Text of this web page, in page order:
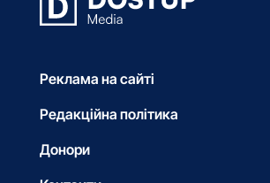
Реклама на сайті
Редакційна політика
Донори